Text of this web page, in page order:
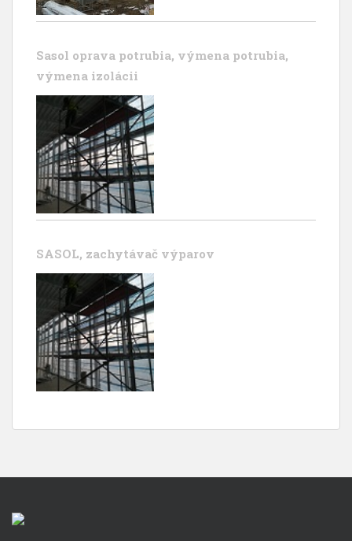
Sasol oprava potrubia, výmena potrubia,
výmena izolácii
SASOL, zachytávač výparov